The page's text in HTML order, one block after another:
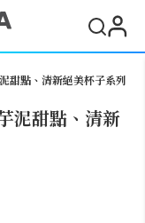
甜點、清新絕美杯子系列
泥甜點、清新